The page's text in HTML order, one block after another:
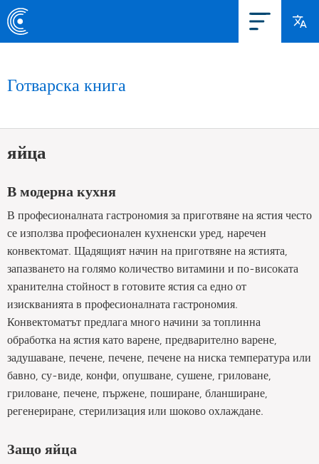
Готварска книга
яйца
В модерна кухня
В професионалната гастрономия за приготвяне на ястия често
се използва професионален кухненски уред, наречен
конвектомат. Щадящият начин на приготвяне на ястията,
запазването на голямо количество витамини и по-високата
хранителна стойност в готовите ястия са едно от
изискванията в професионалната гастрономия.
Конвектоматът предлага много начини за топлинна
обработка на ястия като варене, предварително варене,
задушаване, печене, печене, печене на ниска температура или
бавно, су-виде, конфи, опушване, сушене, гриловане,
гриловане, печене, пържене, поширане, бланширане,
регенериране, стерилизация или шоково охлаждане.
Защо яйца